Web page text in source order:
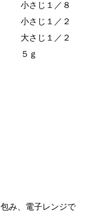
小さじ１／８
小さじ１／２
大さじ１／２
５ｇ
み、電子レンジで